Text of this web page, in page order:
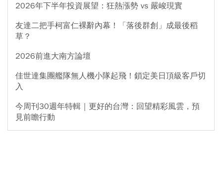
2026年下半年投資展望：狂熱漲勢 vs 嚴峻現實
友達二把手柯富仁裸辭內幕！「落後群創」成最後稻
草？
2026前進大南方論壇
佳世達集團艦隊無人機小隊起飛！鎖定美日頂級客戶切
入
今周刊30週年特輯｜更好的台灣：回望精彩風雲，預
見前瞻行動